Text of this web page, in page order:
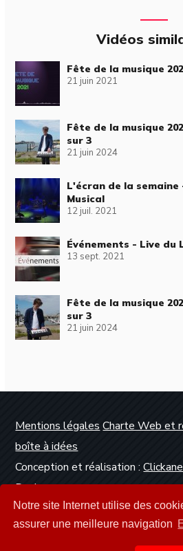
Notre site Internet utilise des
assurer une meilleure navigation
Vidéos
Fête de la musique
21 juin 2021
Fête de la musique
sur 3
21 juin 2024
L'écran de la semaine
Musical
12 juil. 2021
Événements - Live du
13 sept. 2021
Fête de la musique
sur 3
21 juin 2024
Mentions légales Charte Web et
boîte à idées
Conception et réalisation :
Dunkerque